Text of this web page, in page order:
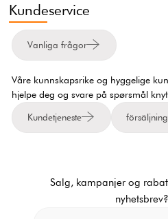
Kundeservice
Vanliga frågor
Våre kunnskapsrike og hyggelige
hjelpe deg og svare på spørsmål
Kundetjeneste försäljning
Salg, kampanjer og
nyhetsbrev?